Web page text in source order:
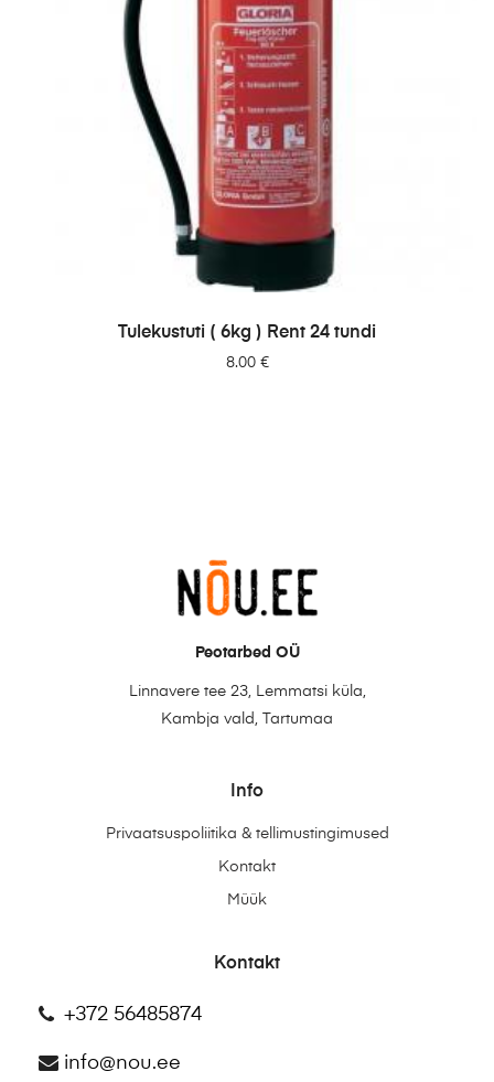
LISA PÄRINGUSSE
Tulekustuti ( 6kg ) Rent 24 tundi
8.00 €
Peotarbed OÜ
Linnavere tee 23, Lemmatsi küla,
Kambja vald, Tartumaa
Info
Privaatsuspoliitika & tellimustingimused
Kontakt
Müük
Kontakt
+372 56485874
info@nou.ee